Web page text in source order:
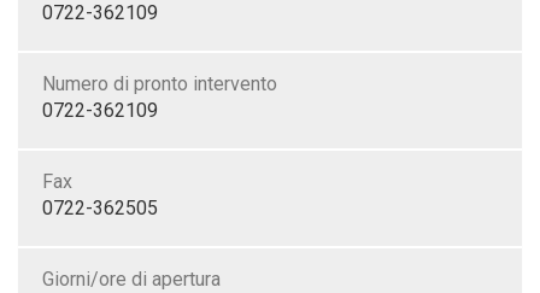
0722-362109
Numero di pronto intervento
0722-362109
Fax
0722-362505
Giorni/ore di apertura